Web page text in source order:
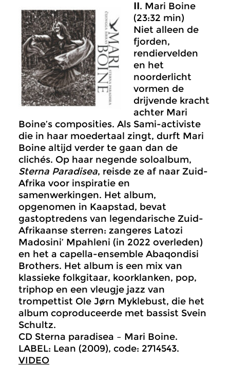
II. Mari Boine
(23:32 min)
Niet alleen de
fjorden,
rendiervelden
en het
noorderlicht
vormen de
drijvende kracht
achter Mari
Boine’s composities. Als Sami-activiste
die in haar moedertaal zingt, durft Mari
Boine altijd verder te gaan dan de
clichés. Op haar negende soloalbum,
Sterna Paradisea, reisde ze af naar Zuid-
Afrika voor inspiratie en
samenwerkingen. Het album,
opgenomen in Kaapstad, bevat
gastoptredens van legendarische Zuid-
Afrikaanse sterren: zangeres Latozi
Madosini’ Mpahleni (in 2022 overleden)
en het a capella-ensemble Abaqondisi
Brothers. Het album is een mix van
klassieke folkgitaar, koorklanken, pop,
triphop en een vleugje jazz van
trompettist Ole Jørn Myklebust, die het
album coproduceerde met bassist Svein
Schultz.
CD Sterna paradisea – Mari Boine.
LABEL: Lean (2009), code: 2714543.
VIDEO